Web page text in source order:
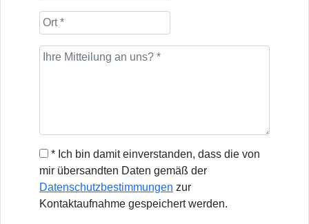
* Ich bin damit einverstanden, dass die von
mir übersandten Daten gemäß der
Datenschutzbestimmungen zur
Kontaktaufnahme gespeichert werden.